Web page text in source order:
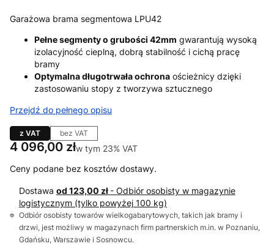
Garażowa brama segmentowa LPU42
Pełne segmenty o grubości 42mm gwarantują wysoką
izolacyjność cieplną, dobrą stabilność i cichą pracę
bramy
Optymalna długotrwała ochrona ościeżnicy dzięki
zastosowaniu stopy z tworzywa sztucznego
Przejdź do pełnego opisu
z VAT bez VAT
Cena
4 096,00 złw tym 23% VAT
w tym 23% VAT
Ceny podane bez kosztów dostawy.
Dostawa od 123,00 zł - Odbiór osobisty w magazynie
logistycznym (tylko powyżej 100 kg)
Odbiór osobisty towarów wielkogabarytowych, takich jak bramy i
drzwi, jest możliwy w magazynach firm partnerskich m.in. w Poznaniu,
Gdańsku, Warszawie i Sosnowcu.